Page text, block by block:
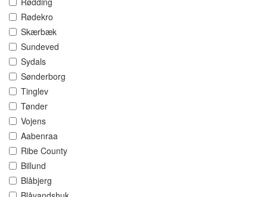
Rødekro
Skærbæk
Sundeved
Sydals
Sønderborg
Tinglev
Tønder
Vojens
Aabenraa
Ribe County
Billund
Blåbjerg